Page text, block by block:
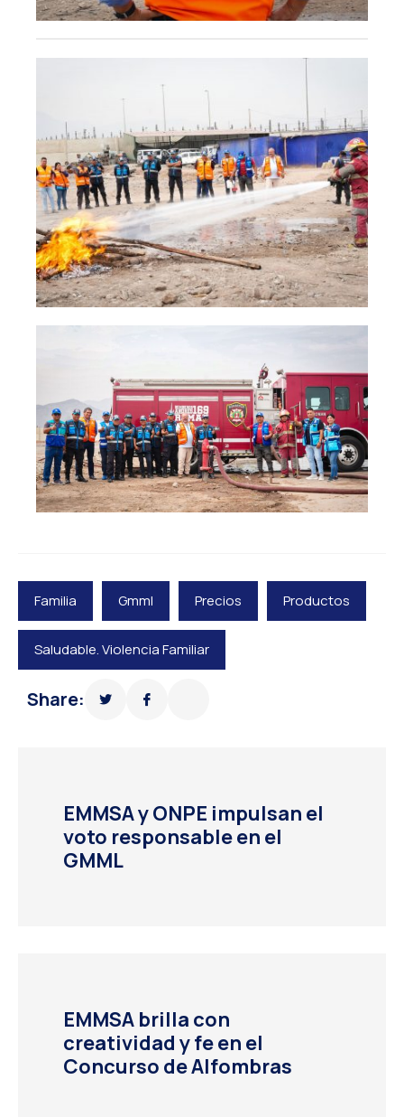
Familia Gmml Precios Productos
Saludable. Violencia Familiar
Share:
EMMSA y ONPE impulsan el
voto responsable en el
GMML
EMMSA brilla con
creatividad y fe en el
Concurso de Alfombras